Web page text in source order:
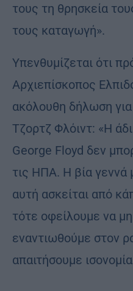
τους τη θρησκεία
τους καταγωγή».
Υπενθυμίζεται ότι
Αρχιεπίσκοπος
ακόλουθη δήλωση
Τζορτζ Φλόιντ: «Η
George Floyd δεν
τις ΗΠΑ. Η βία γεννά
αυτή ασκείται από
τότε οφείλουμε να
εναντιωθούμε στον
απαιτήσουμε